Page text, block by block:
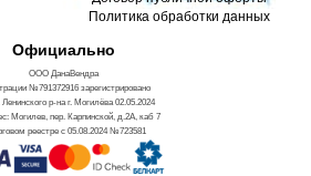
Политика обработки данных
Официально
ООО ДанаВендра
№791372916 зарегистрировано
р-на г. Могилёва 02.05.2024
Могилев, пер. Карпинской, д.2А, каб 7
реестре с 05.08.2024 №723581